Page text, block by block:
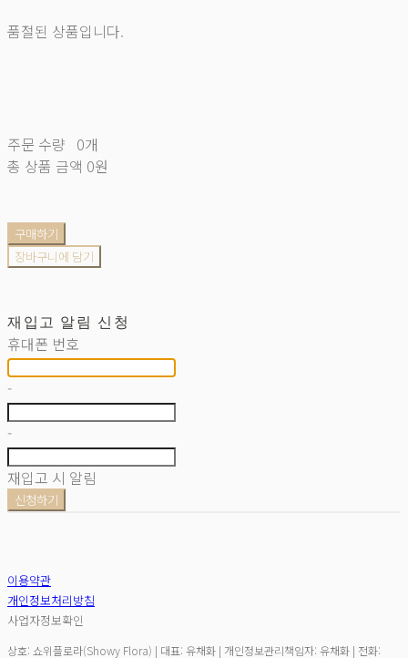
품절된 상품입니다.
주문 수량 0개
총 상품 금액 0원
구매하기
장바구니에 담기
재입고 알림 신청
휴대폰 번호
-
-
재입고 시 알림
신청하기
이용약관
개인정보처리방침
사업자정보확인
상호: 쇼위플로라(Showy Flora) | 대표: 유채화 | 개인정보관리책임자: 유채화 | 전화: